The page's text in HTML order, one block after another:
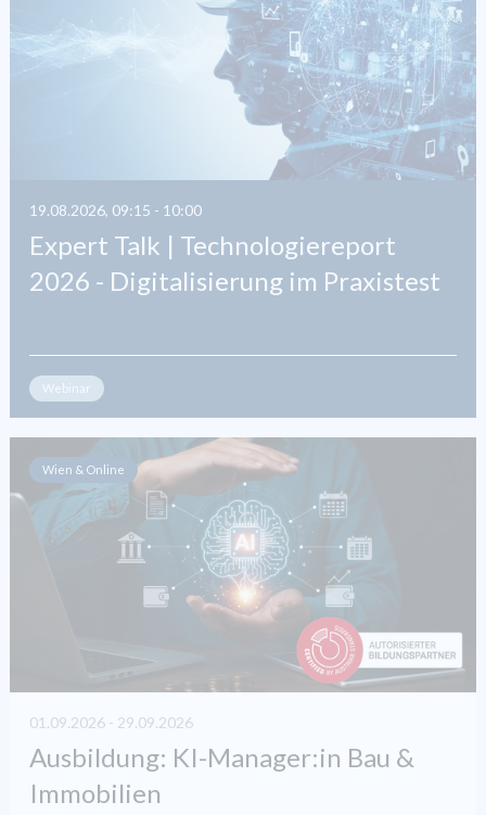
19.08.2026, 09:15 - 10:00
Expert Talk | Technologiereport
2026 - Digitalisierung im Praxistest
Webinar
Wien & Online
01.09.2026 - 29.09.2026
Ausbildung: KI-Manager:in Bau &
Immobilien